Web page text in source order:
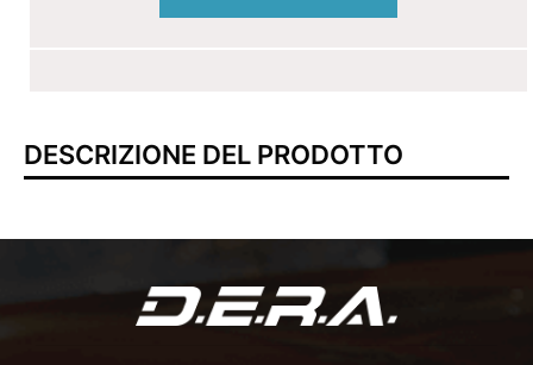
DESCRIZIONE DEL PRODOTTO